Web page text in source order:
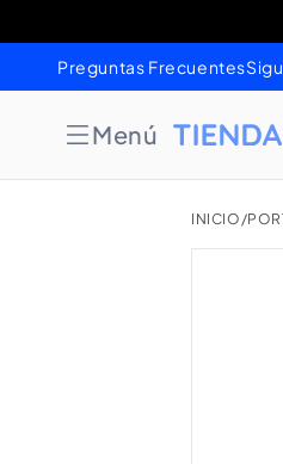
al contenido
Preguntas Frecuentes
Menú
INICIO/